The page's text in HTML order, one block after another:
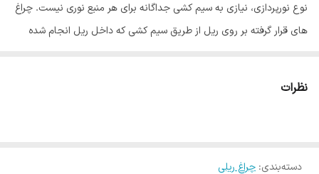
نوع نورپردازی، نیازی به سیم کشی جداگانه برای هر منبع نوری نیست. چراغ
های قرار گرفته بر روی ریل از طریق سیم کشی که داخل ریل انجام شده
گویند، در صورتی که این اصطلاح غلط و چراغ ریلی صحیح است. چراغ ریلی
نظرات
دسته‌بندی: چراغ ریلی